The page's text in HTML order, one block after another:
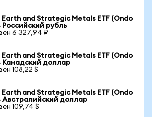
Earth and Strategic Metals ETF (Ondo
Российский рубль
6 327,94 ₽
Earth and Strategic Metals ETF (Ondo
Канадский доллар
108,22 $
Earth and Strategic Metals ETF (Ondo
Австралийский доллар
109,74 $